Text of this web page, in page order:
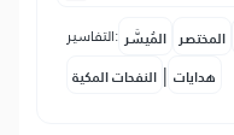
التفاسير: المُيسَّر المختصر
النفحات المكية | هدايات